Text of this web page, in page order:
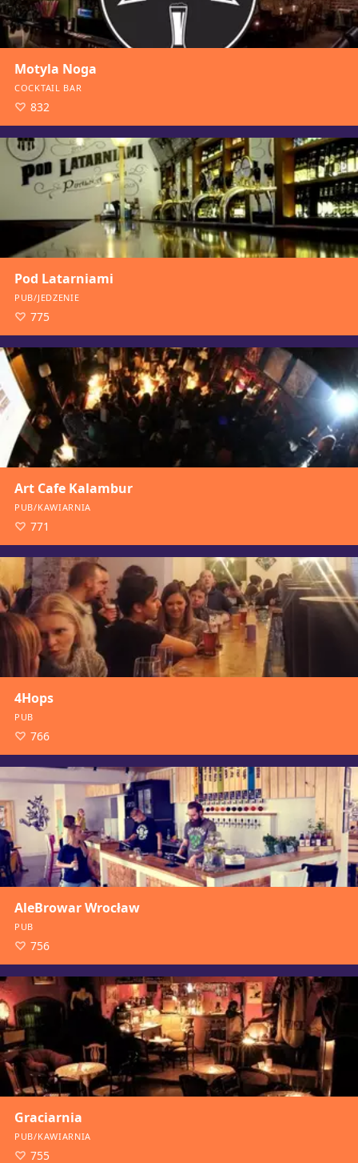
Motyla Noga
COCKTAIL BAR
832
Pod Latarniami
PUB/JEDZENIE
775
Art Cafe Kalambur
PUB/KAWIARNIA
771
4Hops
PUB
766
AleBrowar Wrocław
PUB
756
Graciarnia
PUB/KAWIARNIA
755